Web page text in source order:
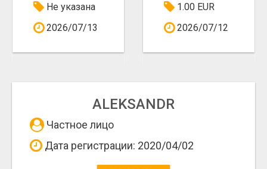
Не указана
2026/07/13
1.00 EUR
2026/07/12
ALEKSANDR
Частное лицо
Дата регистрации: 2020/04/02